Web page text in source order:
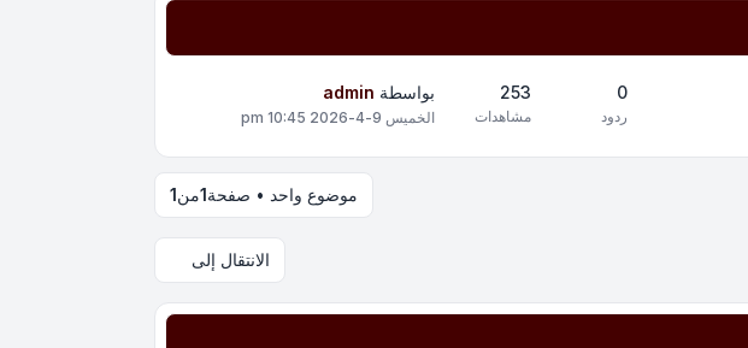
0
ردود
253
مشاهدات
بواسطة admin
الخميس 9-4-2026 10:45 pm
موضوع واحد • صفحة1من1
الانتقال إلى